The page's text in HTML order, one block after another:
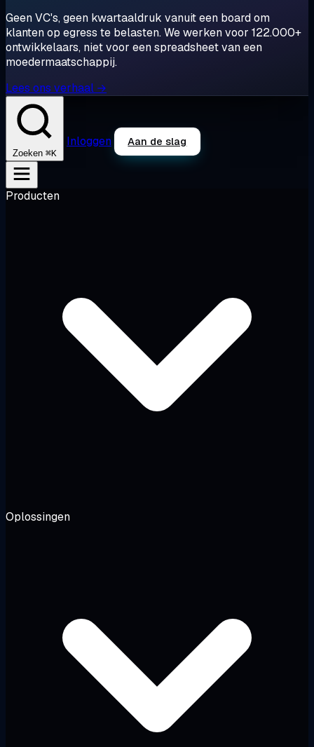
Geen VC's, geen kwartaaldruk vanuit een board om
klanten op egress te belasten. We werken voor 122.000+
ontwikkelaars, niet voor een spreadsheet van een
moedermaatschappij.
Lees ons verhaal →
Zoeken ⌘K
Inloggen Aan de slag
Producten
Oplossingen